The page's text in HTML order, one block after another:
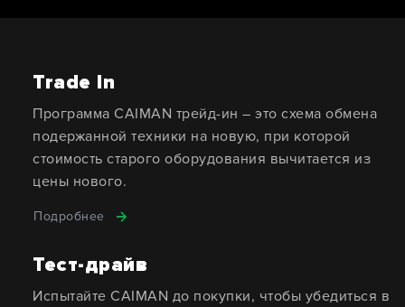
Trade In
Программа CAIMAN трейд-ин – это схема обмена
подержанной техники на новую, при которой
стоимость старого оборудования вычитается из
цены нового.
Подробнее
Тест-драйв
Испытайте CAIMAN до покупки, чтобы убедиться в